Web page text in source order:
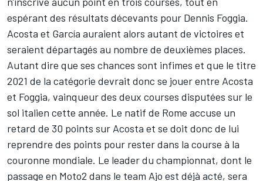
espérant des résultats décevants pour Dennis Foggia.
Acosta et García auraient alors autant de victoires et
seraient départagés au nombre de deuxièmes places.
Autant dire que ses chances sont infimes et que le titre
2021 de la catégorie devrait donc se jouer entre Acosta
et Foggia, vainqueur des deux courses disputées sur le
sol italien cette année. Le natif de Rome accuse un
retard de 30 points sur Acosta et se doit donc de lui
reprendre des points pour rester dans la course à la
couronne mondiale. Le leader du championnat, dont le
passage en Moto2 dans le team Ajo est déjà acté, sera